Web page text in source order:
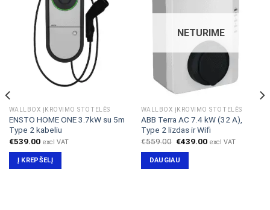
WALLBOX ĮKROVIMO STOTELĖS
ENSTO HOME ONE 3.7kW su 5m
Type 2 kabeliu
€539.00 excl VAT
Į KREPŠELĮ
NETURIME
WALLBOX ĮKROVIMO STOTELĖS
ABB Terra AC 7.4 kW (32 A),
Type 2 lizdas ir Wifi
€559.00 Original
was:
€559.00.
€439.00Current
excl VAT
DAUGIAU